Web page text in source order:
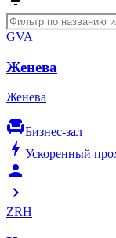
GVA
Женева
Женева
chairБизнес-зал
bolt Ускоренный
chevron_right
ZRH